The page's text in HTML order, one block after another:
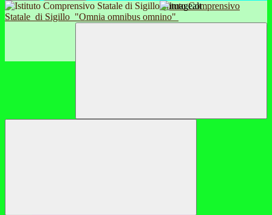
Istituto Comprensivo
Statale di Sigillo "Omnia omnibus omnino"